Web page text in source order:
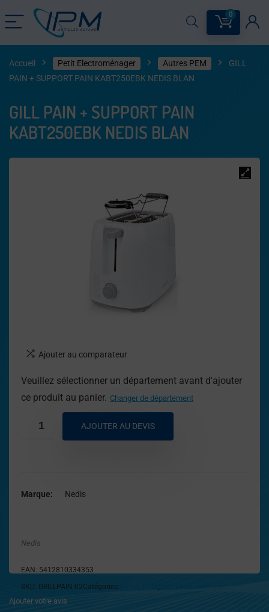
0
Accueil Petit Electroménager Autres PEM
GILL
PAIN + SUPPORT PAIN KABT250EBK NEDIS BLAN
GILL PAIN + SUPPORT PAIN
KABT250EBK NEDIS BLAN
Ajouter au comparateur
Veuillez sélectionner un département avant d'ajouter
ce produit au panier. Changer de département
AJOUTER AU DEVIS
Marque Nedis
Nedis
EAN: 5412810334353
SKU: GRILLPAIN-02Catégories: ,
Ajouter votre avis